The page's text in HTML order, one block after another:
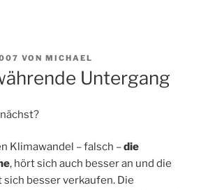
VON MICHAEL
Untergang
Klimawandel – falsch –die
, hört sich auch besser an und die
besser verkaufen. Die